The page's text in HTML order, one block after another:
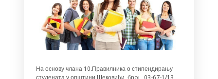
На основу члана 10.Правилника о стипендирању
студената у општини Шековићи брoj 03-67-1/13